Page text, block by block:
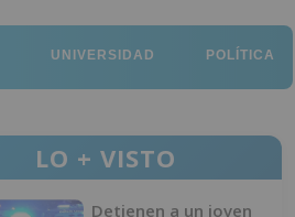
UNIVERSIDAD POLÍTICA
LO + VISTO
Detienen a un joven